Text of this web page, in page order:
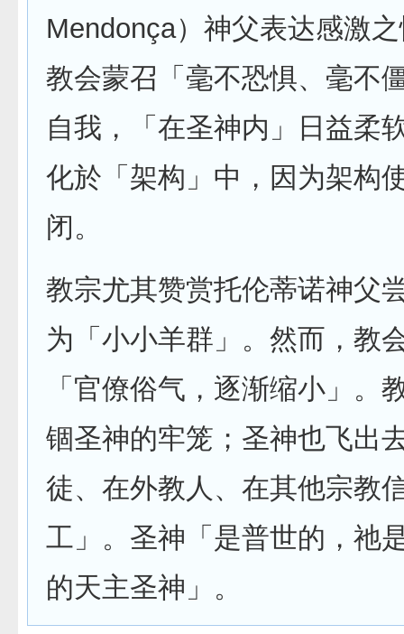
Mendonça）神父表达感激
教会蒙召「毫不恐惧、毫不
自我，「在圣神内」日益柔
化於「架构」中，因为架构
闭。
教宗尤其赞赏托伦蒂诺神父
为「小小羊群」。然而，教
「官僚俗气，逐渐缩小」。
锢圣神的牢笼；圣神也飞出
徒、在外教人、在其他宗教
工」。圣神「是普世的，祂
的天主圣神」。